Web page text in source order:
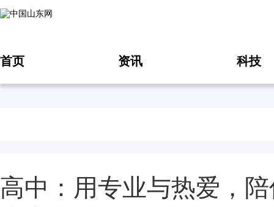
首页 资讯 科技
中：用专业与热爱，